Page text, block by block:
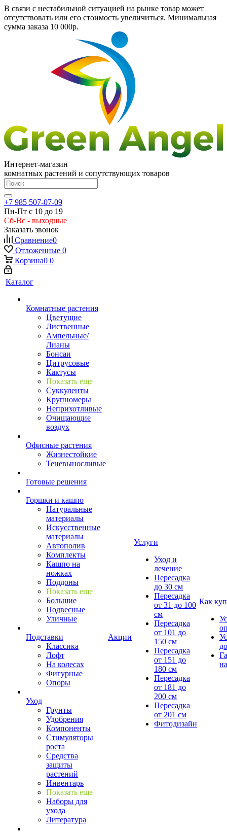
В связи с нестабильной ситуацией на рынке товар может
отсутствовать или его стоимость увеличиться. Минимальная
сумма заказа 10 000р.
Интернет-магазин
комнатных растений и сопутствующих товаров
+7 985 507-07-09
Пн-Пт с 10 до 19
Сб-Вс - выходные
Заказать звонок
Сравнение0
Отложенные 0
Корзина0 0
Каталог
Комнатные растения
Цветущие
Лиственные
Ампельные/
Лианы
Бонсаи
Цитрусовые
Кактусы
Показать еще
Суккуленты
Крупномеры
Неприхотливые
Очищающие
воздух
Офисные растения
Жизнестойкие
Теневыносливые
Готовые решения
Горшки и кашпо
Натуральные
материалы
Искусственные
материалы
Автополив
Комплекты
Кашпо на
ножках
Поддоны
Показать еще
Большие
Подвесные
Уличные
Подставки
Классика
Лофт
На колесах
Фигурные
Опоры
Уход
Грунты
Удобрения
Компоненты
Стимуляторы
роста
Средства
защиты
растений
Инвентарь
Показать еще
Наборы для
ухода
Литература
Акции
Услуги
Уход и
лечение
Пересадка
до 30 см
Пересадка
от 31 до 100
см
Пересадка
от 101 до
150 см
Пересадка
от 151 до
180 см
Пересадка
от 181 до
200 см
Пересадка
от 201 см
Фитодизайн
Как